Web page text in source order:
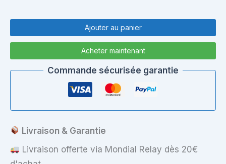
Charnières
écran
droite)
Ajouter au panier
Acheter maintenant
Commande sécurisée garantie
Livraison & Garantie
Livraison offerte via Mondial Relay dès 20€